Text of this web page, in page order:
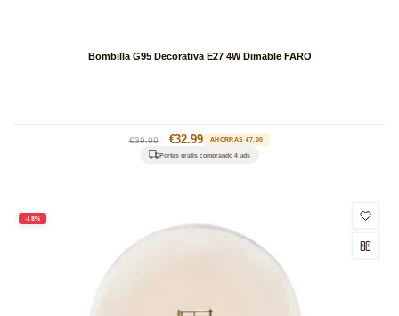
Bombilla G95 Decorativa E27 4W Dimable FARO
Precio
habitual
€39.99
Precio
de
€32.99 AHORRAS €7.00
Portes gratis comprando 4 uds
-18%